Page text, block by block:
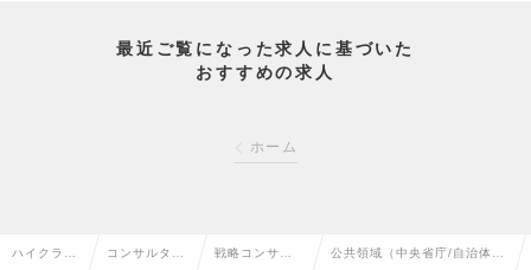
最近ご覧になった求人に基づいた
おすすめの求人
ホーム
ハイクラス コンサルタン 戦略コンサル 公共領域（中央省庁/自治体